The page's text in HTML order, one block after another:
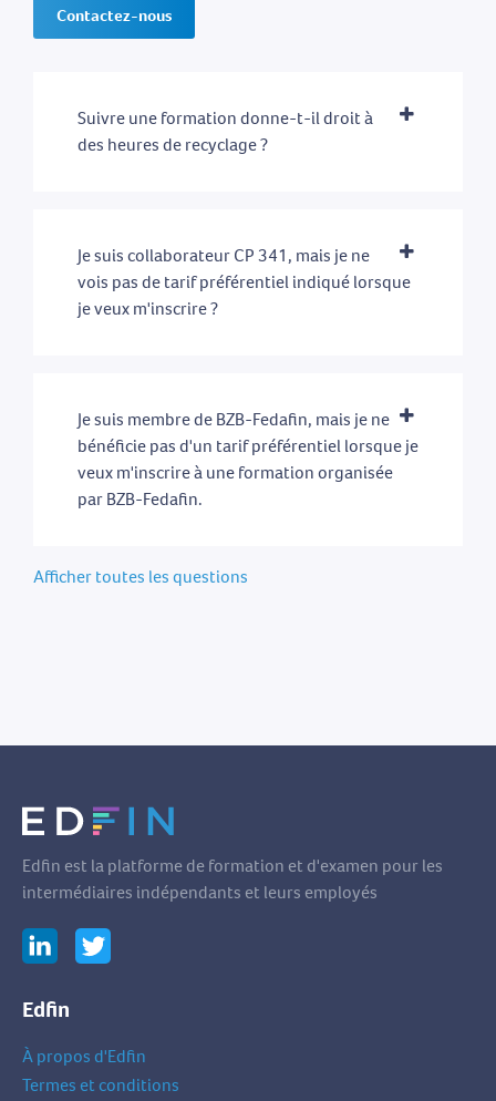
Contactez-nous
Suivre une formation donne-t-il droit à
des heures de recyclage ?
Je suis collaborateur CP 341, mais je ne
vois pas de tarif préférentiel indiqué lorsque
je veux m'inscrire ?
Je suis membre de BZB-Fedafin, mais je ne
bénéficie pas d'un tarif préférentiel lorsque je
veux m'inscrire à une formation organisée
par BZB-Fedafin.
Afficher toutes les questions
Edfin est la platforme de formation et d'examen pour les
intermédiaires indépendants et leurs employés
Edfin
À propos d'Edfin
Termes et conditions